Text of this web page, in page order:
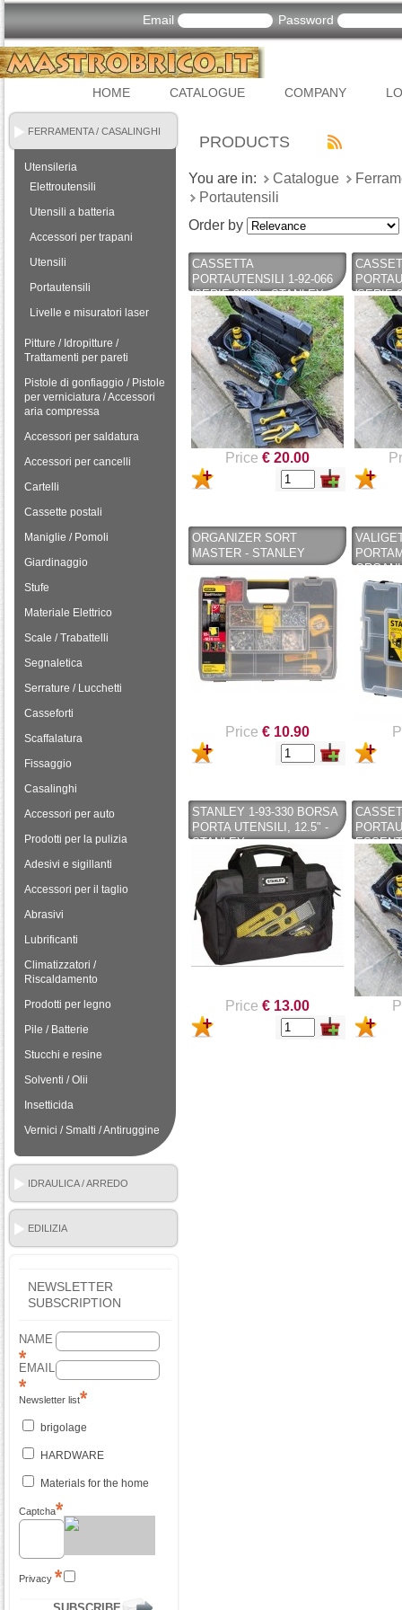
Email Password
HOME CATALOGUE COMPANY
FERRAMENTA / CASALINGHI
Utensileria
Elettroutensili
Utensili a batteria
Accessori per trapani
Utensili
Portautensili
Livelle e misuratori laser
Pitture / Idropitture /
Trattamenti per pareti
Pistole di gonfiaggio / Pistole
per verniciatura / Accessori
aria compressa
Accessori per saldatura
Accessori per cancelli
Cartelli
Cassette postali
Maniglie / Pomoli
Giardinaggio
Stufe
Materiale Elettrico
Scale / Trabattelli
Segnaletica
Serrature / Lucchetti
Casseforti
Scaffalatura
Fissaggio
Casalinghi
Accessori per auto
Prodotti per la pulizia
Adesivi e sigillanti
Accessori per il taglio
Abrasivi
Lubrificanti
Climatizzatori /
Riscaldamento
Prodotti per legno
Pile / Batterie
Stucchi e resine
Solventi / Olii
Insetticida
Vernici / Smalti / Antiruggine
IDRAULICA / ARREDO
BAGNO
EDILIZIA
NEWSLETTER
SUBSCRIPTION
NAME
EMAIL
Newsletter list
brigolage
HARDWARE
Materials for the home
Captcha
Privacy
PRODUCTS
You are in: Catalogue
Portautensili
Order by
CASSETTA
PORTAUTENSILI 1-92-066
'SERIE 2000' - STANLEY
Price € 20.00
'SERIE
ORGANIZER SORT
MASTER - STANLEY
Price € 10.90
STANLEY 1-93-330 BORSA
PORTA UTENSILI, 12.5" -
STANLEY
Price € 13.00